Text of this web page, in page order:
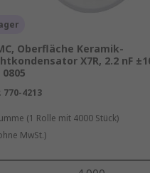
Oberfläche Keramik-
X7R, 2.2 nF
770-4213
(1 Rolle mit 4000 Stück)
MwSt.)